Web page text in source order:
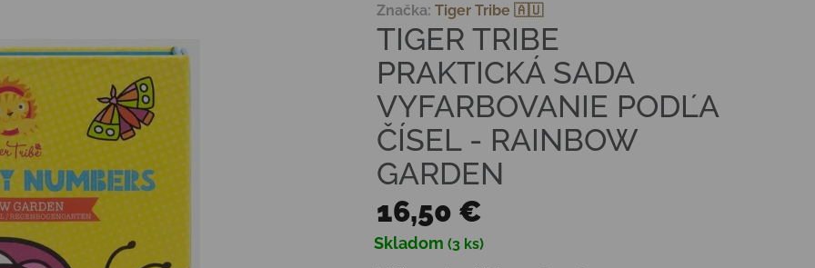
TIGER TRIBE
PRAKTICKÁ SADA
VYFARBOVANIE PODĽA
ČÍSEL - RAINBOW
GARDEN
Značka: Tiger Tribe 🇦🇺
16,50 €
Jednotková cena:
Skladom (3 ks)